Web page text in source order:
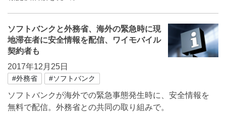
ソフトバンクと外務省、海外の緊急時に現
地滞在者に安全情報を配信、ワイモバイル
契約者も
2017年12月25日
#外務省 #ソフトバンク
ソフトバンクが海外での緊急事態発生時に、安全情報を
無料で配信。外務省との共同の取り組みで。